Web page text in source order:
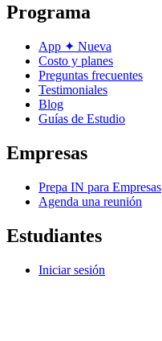
Programa
App ✦ Nueva
Costo y planes
Preguntas frecuentes
Testimoniales
Blog
Guías de Estudio
Empresas
Prepa IN para Empresas
Agenda una reunión
Estudiantes
Iniciar sesión